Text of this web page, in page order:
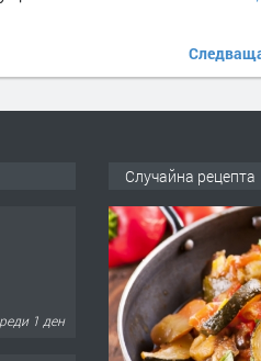
1 ден
Случайна рецепта